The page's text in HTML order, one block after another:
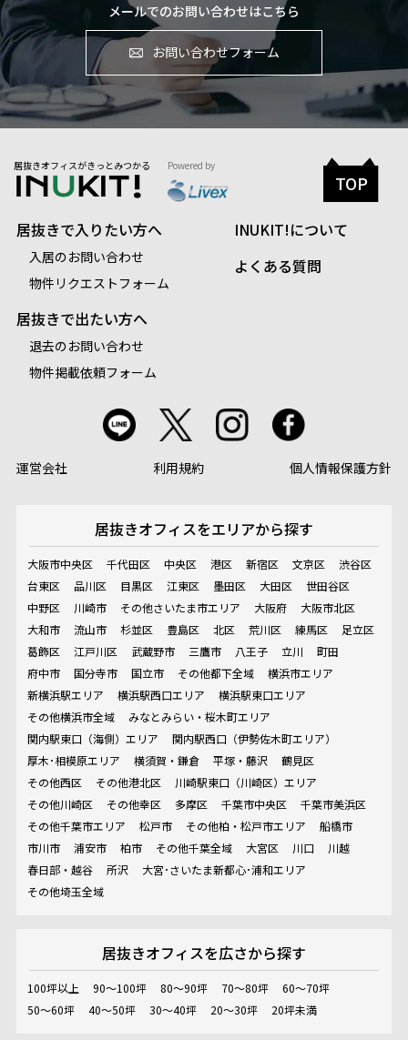
メールでのお問い合わせはこちら
お問い合わせフォーム
居抜きオフィスがきっとみつかる Powered by
居抜きで入りたい方へ
入居のお問い合わせ
物件リクエストフォーム
居抜きで出たい方へ
退去のお問い合わせ
物件掲載依頼フォーム
INUKIT!について
よくある質問
運営会社 利用規約 個人情報保護方針
居抜きオフィスをエリアから探す
大阪市中央区 千代田区 中央区 港区 新宿区 文京区
渋谷区
台東区
品川区 目黒区 江東区 墨田区 大田区
世田谷区
中野区
川崎市 その他さいたま市エリア 大阪府
大阪市北区
大和市
流山市 杉並区 豊島区 北区 荒川区 練馬区
足立区
葛飾区
江戸川区 武蔵野市 三鷹市 八王子 立川
町田
府中市
国分寺市 国立市 その他都下全域
横浜市エリア
新横浜駅エリア
横浜駅西口エリア
横浜駅東口エリア
その他横浜市全域
みなとみらい・桜木町エリア
関内駅東口（海側）エリア
関内駅西口（伊勢佐木町エリア）
厚木･相模原エリア
横須賀・鎌倉 平塚・藤沢
鶴見区
その他西区
その他港北区
川崎駅東口（川崎区）エリア
その他川崎区
その他幸区 多摩区 千葉市中央区
千葉市美浜区
その他千葉市エリア
松戸市 その他柏・松戸市エリア
船橋市
市川市
浦安市 柏市 その他千葉全域 大宮区 川口
川越
春日部・越谷
所沢
大宮･さいたま新都心･浦和エリア
その他埼玉全域
居抜きオフィスを広さから探す
100坪以上 90～100坪 80～90坪 70～80坪
60～70坪
50～60坪
40～50坪 30～40坪 20～30坪 20坪未満
TOP